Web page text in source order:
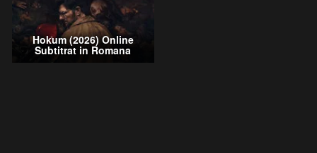
Hokum (2026) Online
Subtitrat in Romana